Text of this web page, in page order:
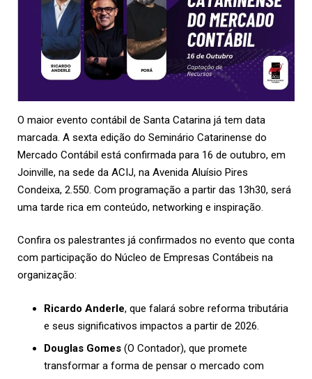
O maior evento contábil de Santa Catarina já tem data
marcada. A sexta edição do Seminário Catarinense do
Mercado Contábil está confirmada para 16 de outubro, em
Joinville, na sede da ACIJ, na Avenida Aluísio Pires
Condeixa, 2.550. Com programação a partir das 13h30, será
uma tarde rica em conteúdo, networking e inspiração.
Confira os palestrantes já confirmados no evento que conta
com participação do Núcleo de Empresas Contábeis na
organização:
Ricardo Anderle, que falará sobre reforma tributária
e seus significativos impactos a partir de 2026.
Douglas Gomes(O Contador), que promete
transformar a forma de pensar o mercado com